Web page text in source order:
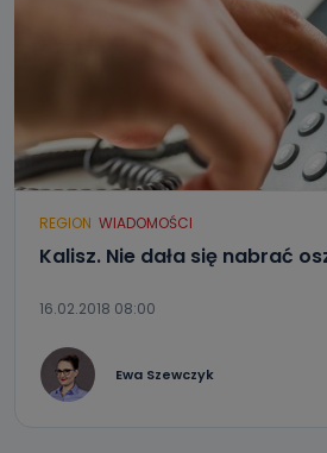
REGION WIADOMOŚCI
Kalisz. Nie dała się nabrać
16.02.2018 08:00
Ewa Szewczyk